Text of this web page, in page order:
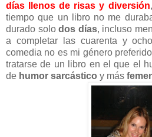
días llenos de risas y diversión
tiempo que un libro no me
durado solodos días, incluso
a completar las cuarenta y
comedia no es mi género
tratarse de un libro en el que el
de humor sarcástico y más